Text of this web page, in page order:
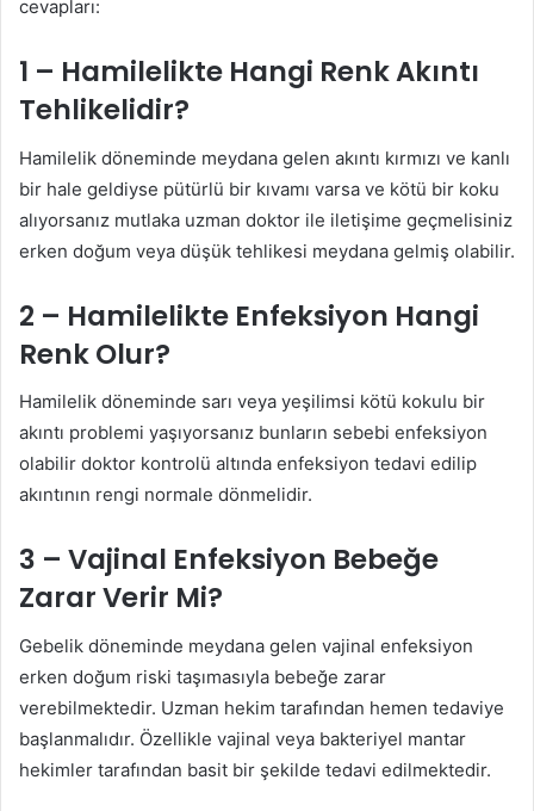
cevapları:
1 – Hamilelikte Hangi Renk Akıntı
Tehlikelidir?
Hamilelik döneminde meydana gelen akıntı kırmızı ve kanlı
bir hale geldiyse pütürlü bir kıvamı varsa ve kötü bir koku
alıyorsanız mutlaka uzman doktor ile iletişime geçmelisiniz
erken doğum veya düşük tehlikesi meydana gelmiş olabilir.
2 – Hamilelikte Enfeksiyon Hangi
Renk Olur?
Hamilelik döneminde sarı veya yeşilimsi kötü kokulu bir
akıntı problemi yaşıyorsanız bunların sebebi enfeksiyon
olabilir doktor kontrolü altında enfeksiyon tedavi edilip
akıntının rengi normale dönmelidir.
3 – Vajinal Enfeksiyon Bebeğe
Zarar Verir Mi?
Gebelik döneminde meydana gelen vajinal enfeksiyon
erken doğum riski taşımasıyla bebeğe zarar
verebilmektedir. Uzman hekim tarafından hemen tedaviye
başlanmalıdır. Özellikle vajinal veya bakteriyel mantar
hekimler tarafından basit bir şekilde tedavi edilmektedir.